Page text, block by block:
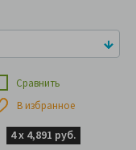
4 х 4,891 руб.
Сравнить
В избранное